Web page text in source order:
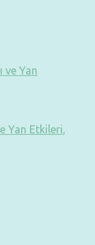
Yan Etkileri,